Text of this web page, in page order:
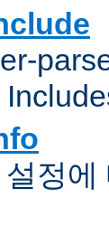
정에